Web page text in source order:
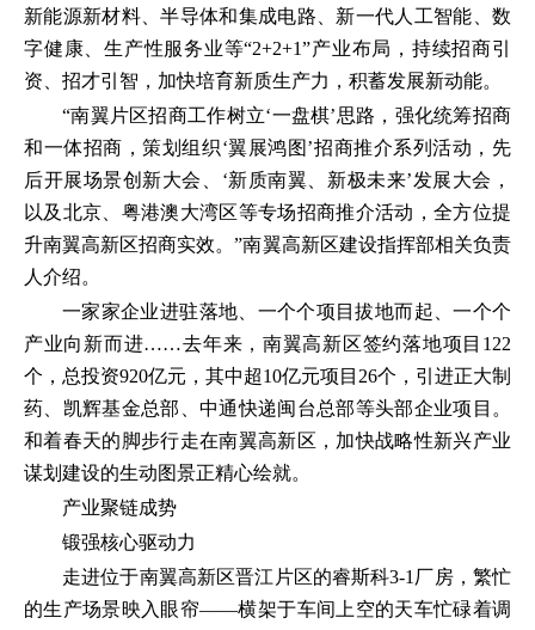
新能源新材料、半导体和集成电路、新一代人工智能、数
字健康、生产性服务业等“2+2+1”产业布局，持续招商引
资、招才引智，加快培育新质生产力，积蓄发展新动能。
“南翼片区招商工作树立‘一盘棋’思路，强化统筹招商
和一体招商，策划组织‘翼展鸿图’招商推介系列活动，先
后开展场景创新大会、‘新质南翼、新极未来’发展大会，
以及北京、粤港澳大湾区等专场招商推介活动，全方位提
升南翼高新区招商实效。”南翼高新区建设指挥部相关负责
人介绍。
一家家企业进驻落地、一个个项目拔地而起、一个个
产业向新而进……去年来，南翼高新区签约落地项目122
个，总投资920亿元，其中超10亿元项目26个，引进正大制
药、凯辉基金总部、中通快递闽台总部等头部企业项目。
和着春天的脚步行走在南翼高新区，加快战略性新兴产业
谋划建设的生动图景正精心绘就。
产业聚链成势
锻强核心驱动力
走进位于南翼高新区晋江片区的睿斯科3-1厂房，繁忙
的生产场景映入眼帘——横架于车间上空的天车忙碌着调